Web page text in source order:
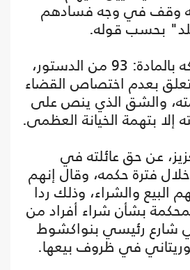
وقف في وجه فسادهم
بحسب قوله.
وشدد على تمسكه بالمادة: 93 من الدستور،
بعدم اختصاص القضاء
والشق الذي ينص على
إلا بتهمة الخيانة العظمى.
عن حق عائلته في
فترة حكمه، وقال إنهم
البيع والشراء، وذلك ردا
بشأن شراء أفراد من
شارع رئيسي بنواكشوط
في ظروف بيعها.